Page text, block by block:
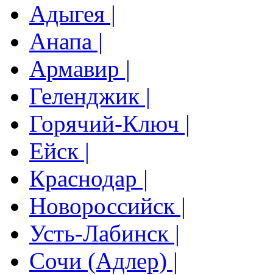
Адыгея |
Анапа |
Армавир |
Геленджик |
Горячий-Ключ |
Ейск |
Краснодар |
Новороссийск |
Усть-Лабинск |
Сочи (Адлер) |